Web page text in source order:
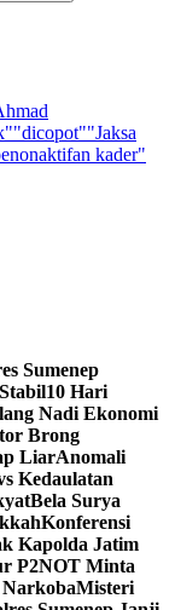
"dicopot""Jaksa
kader"
Sumenep
10 Hari
Nadi Ekonomi
Brong
LiarAnomali
Kedaulatan
Bela Surya
Konferensi
Kapolda Jatim
P2NOT Minta
Misteri